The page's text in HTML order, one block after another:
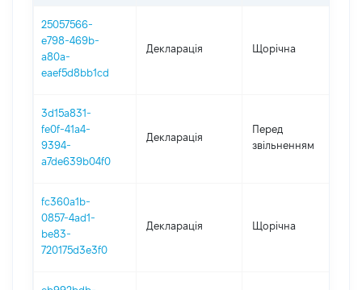
25057566-
e798-469b-
a80a-
eaef5d8bb1cd
Декларація Щорічна
3d15a831-
fe0f-41a4-
9394-
a7de639b04f0
Декларація
Перед
звільненням
fc360a1b-
0857-4ad1-
be83-
720175d3e3f0
Декларація Щорічна